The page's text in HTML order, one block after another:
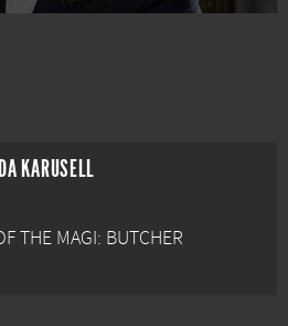
KARUSELL
THE MAGI: BUTCHER